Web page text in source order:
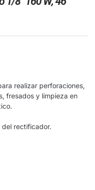
realizar perforaciones,
fresados y limpieza en
rectificador.